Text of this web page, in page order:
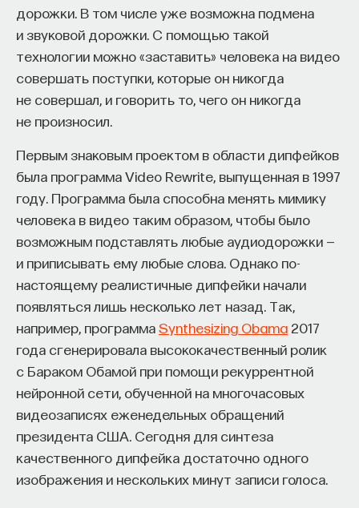
дорожки. В том числе уже возможна подмена
и звуковой дорожки. С помощью такой
технологии можно «заставить» человека на видео
совершать поступки, которые он никогда
не совершал, и говорить то, чего он никогда
не произносил.
Первым знаковым проектом в области дипфейков
была программа Video Rewrite, выпущенная в 1997
году. Программа была способна менять мимику
человека в видео таким образом, чтобы было
возможным подставлять любые аудиодорожки —
и приписывать ему любые слова. Однако по-
настоящему реалистичные дипфейки начали
появляться лишь несколько лет назад. Так,
например, программаSynthesizing Obama 2017
года сгенерировала высококачественный ролик
с Бараком Обамой при помощи рекуррентной
нейронной сети, обученной на многочасовых
видеозаписях еженедельных обращений
президента США. Сегодня для синтеза
качественного дипфейка достаточно одного
изображения и нескольких минут записи голоса.
— Использовать когнитивно-поведенческую
терапию и другие подходы при нарушениях
сна
Автор курса: Михаил Полуэктов — врач-
сомнолог, доцент кафедры нервных
им. И. М. Сеченова, заведующий отделением
медицины сна университетской клинической
больницы № 3.
3/10/2025
НАПИСАТЬ НАМ
НАД МАТЕРИАЛОМ РАБОТАЛИ
Михаил Полуэктов
МГМУ им. И. М. Сеченова